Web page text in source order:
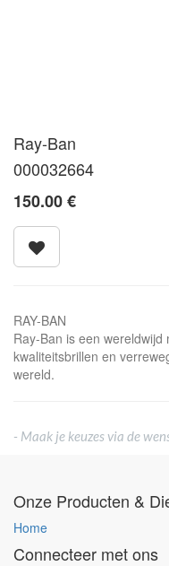
Ray-Ban
000032664
150.00€
RAY-BAN
Ray-Ban is een
kwaliteitsbrillen en
wereld.
- Maak je keuzes via de
Onze Producten &
Home
Connecteer met ons